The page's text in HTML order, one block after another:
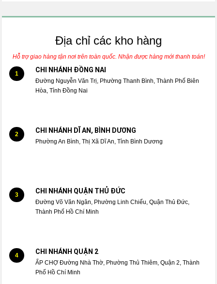
Địa chỉ các kho hàng
Hỗ trợ giao hàng tận nơi trên toàn quốc. Nhận được hàng mới thanh toán!
1 CHI NHÁNH ĐỒNG NAI
Đường Nguyễn Văn Trị, Phường Thanh Bình, Thành Phố Biên
Hòa, Tỉnh Đồng Nai
2 CHI NHÁNH DĨ AN, BÌNH DƯƠNG
Phường An Bình, Thị Xã Dĩ An, Tỉnh Bình Dương
3 CHI NHÁNH QUẬN THỦ ĐỨC
Đường Võ Văn Ngân, Phường Linh Chiểu, Quận Thủ Đức,
Thành Phố Hồ Chí Minh
4 CHI NHÁNH QUẬN 2
ẤP CHỢ Đường Nhà Thờ, Phường Thủ Thiêm, Quận 2, Thành
Phố Hồ Chí Minh